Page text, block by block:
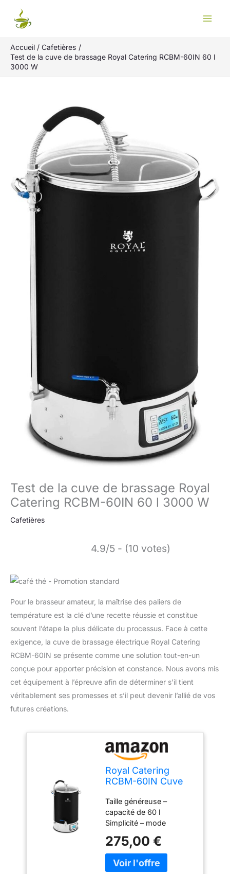
Accueil
Cafetières
Test de la cuve de brassage Royal Catering RCBM-60IN 60 l
3000 W
Test de la cuve de brassage Royal
Catering RCBM-60IN 60 l 3000 W
Cafetières
4.9/5 - (10 votes)
Pour le brasseur amateur, la maîtrise des paliers de
température est la clé d’une recette réussie et constitue
souvent l’étape la plus délicate du processus. Face à cette
exigence, la cuve de brassage électrique Royal Catering
RCBM-60IN se présente comme une solution tout-en-un
conçue pour apporter précision et constance. Nous avons mis
cet équipement à l’épreuve afin de déterminer s’il tient
véritablement ses promesses et s’il peut devenir l’allié de vos
futures créations.
Royal Catering
RCBM-60IN Cuve
Isolation 60 l 3000
W 10-100 °C Acier
Inoxydable Verre
trempé Cuve de
Brassage 30l Cuve
de Brassage
électrique
Taille généreuse –
capacité de 60 l
Simplicité – mode
suffisante pour jusqu'à 9
recettes ; cuve idéale
pour les novices Facile
275,00 €